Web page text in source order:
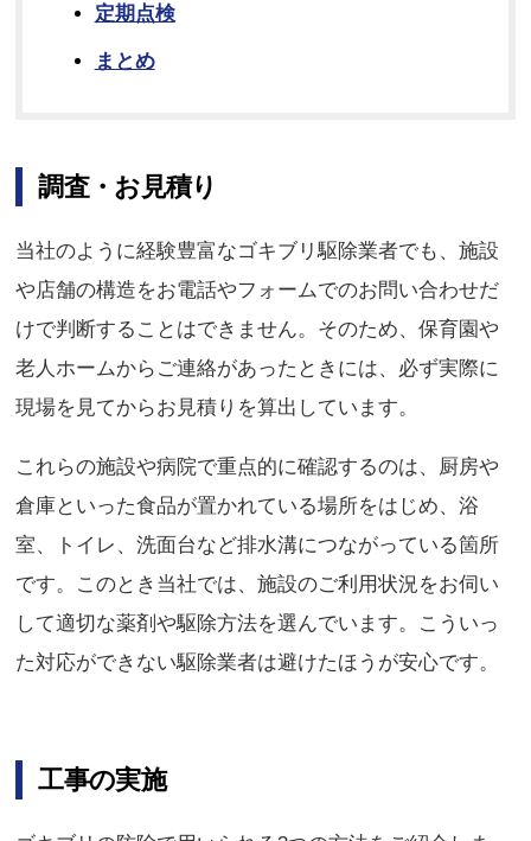
定期点検
まとめ
調査・お見積り
当社のように経験豊富なゴキブリ駆除業者でも、施設
や店舗の構造をお電話やフォームでのお問い合わせだ
けで判断することはできません。そのため、保育園や
老人ホームからご連絡があったときには、必ず実際に
現場を見てからお見積りを算出しています。
これらの施設や病院で重点的に確認するのは、厨房や
倉庫といった食品が置かれている場所をはじめ、浴
室、トイレ、洗面台など排水溝につながっている箇所
です。このとき当社では、施設のご利用状況をお伺い
して適切な薬剤や駆除方法を選んでいます。こういっ
た対応ができない駆除業者は避けたほうが安心です。
工事の実施